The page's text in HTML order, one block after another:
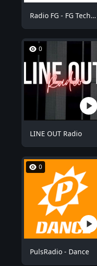
Radio FG - FG Techno
0
LINE OUT Radio
0
PulsRadio - Dance